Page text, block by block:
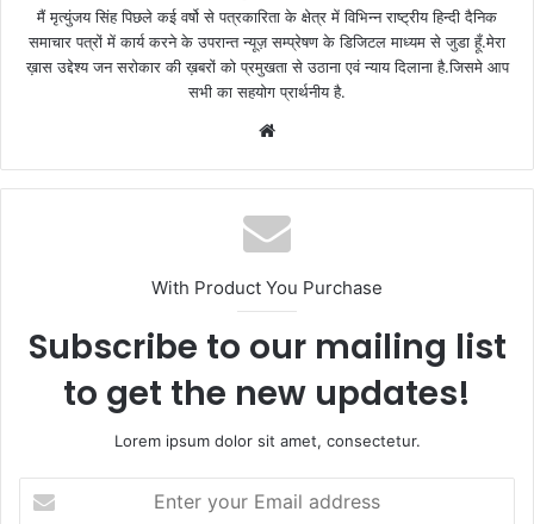
मैं मृत्युंजय सिंह पिछले कई वर्षो से पत्रकारिता के क्षेत्र में विभिन्न राष्ट्रीय हिन्दी दैनिक
समाचार पत्रों में कार्य करने के उपरान्त न्यूज़ सम्प्रेषण के डिजिटल माध्यम से जुडा हूँ.मेरा
ख़ास उद्देश्य जन सरोकार की ख़बरों को प्रमुखता से उठाना एवं न्याय दिलाना है.जिसमे आप
सभी का सहयोग प्रार्थनीय है.
With Product You Purchase
Subscribe to our mailing list
to get the new updates!
Lorem ipsum dolor sit amet, consectetur.
your